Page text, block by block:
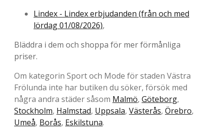
Lindex - Lindex erbjudanden (från och med
lördag 01/08/2026),
Bläddra i dem och shoppa för mer förmånliga
priser.
Om kategorin Sport och Mode för staden Västra
Frölunda inte har butiken du söker, försök med
några andra städer såsom Malmö, Göteborg,
Stockholm, Halmstad, Uppsala, Västerås, Örebro,
Umeå, Borås, Eskilstuna.